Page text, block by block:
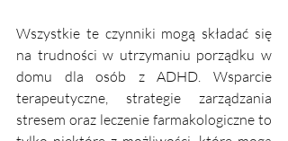
Wszystkie te czynniki mogą składać się
na trudności w utrzymaniu porządku w
domu dla osób z ADHD. Wsparcie
terapeutyczne, strategie zarządzania
stresem oraz leczenie farmakologiczne to